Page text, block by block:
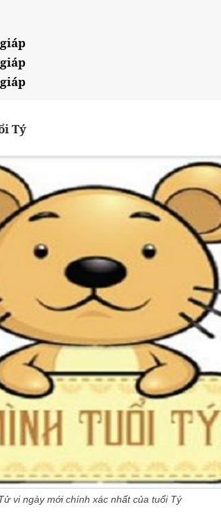
Tý
vi ngày mới chính xác nhất của tuổi Tý